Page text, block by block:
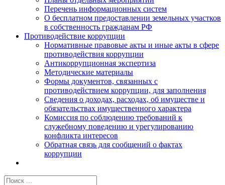
Перечень информационных систем
О бесплатном предоставлении земельных участков
в собственность гражданам РФ
Противодействие коррупции
Нормативные правовые акты и иные акты в сфере
противодействия коррупции
Антикоррупционная экспертиза
Методические материалы
Формы документов, связанных с
противодействием коррупции, для заполнения
Сведения о доходах, расходах, об имуществе и
обязательствах имущественного характера
Комиссия по соблюдению требований к
служебному поведению и урегулированию
конфликта интересов
Обратная связь для сообщений о фактах
коррупции
Результат